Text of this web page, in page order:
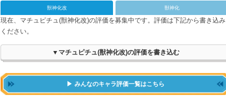
獣神化改 獣神化
現在、マチュピチュ(獣神化改)の評価を募集中です。評価は下記から書き込み
ください。
▼マチュピチュ(獣神化改)の評価を書き込む
みんなのキャラ評価一覧はこちら